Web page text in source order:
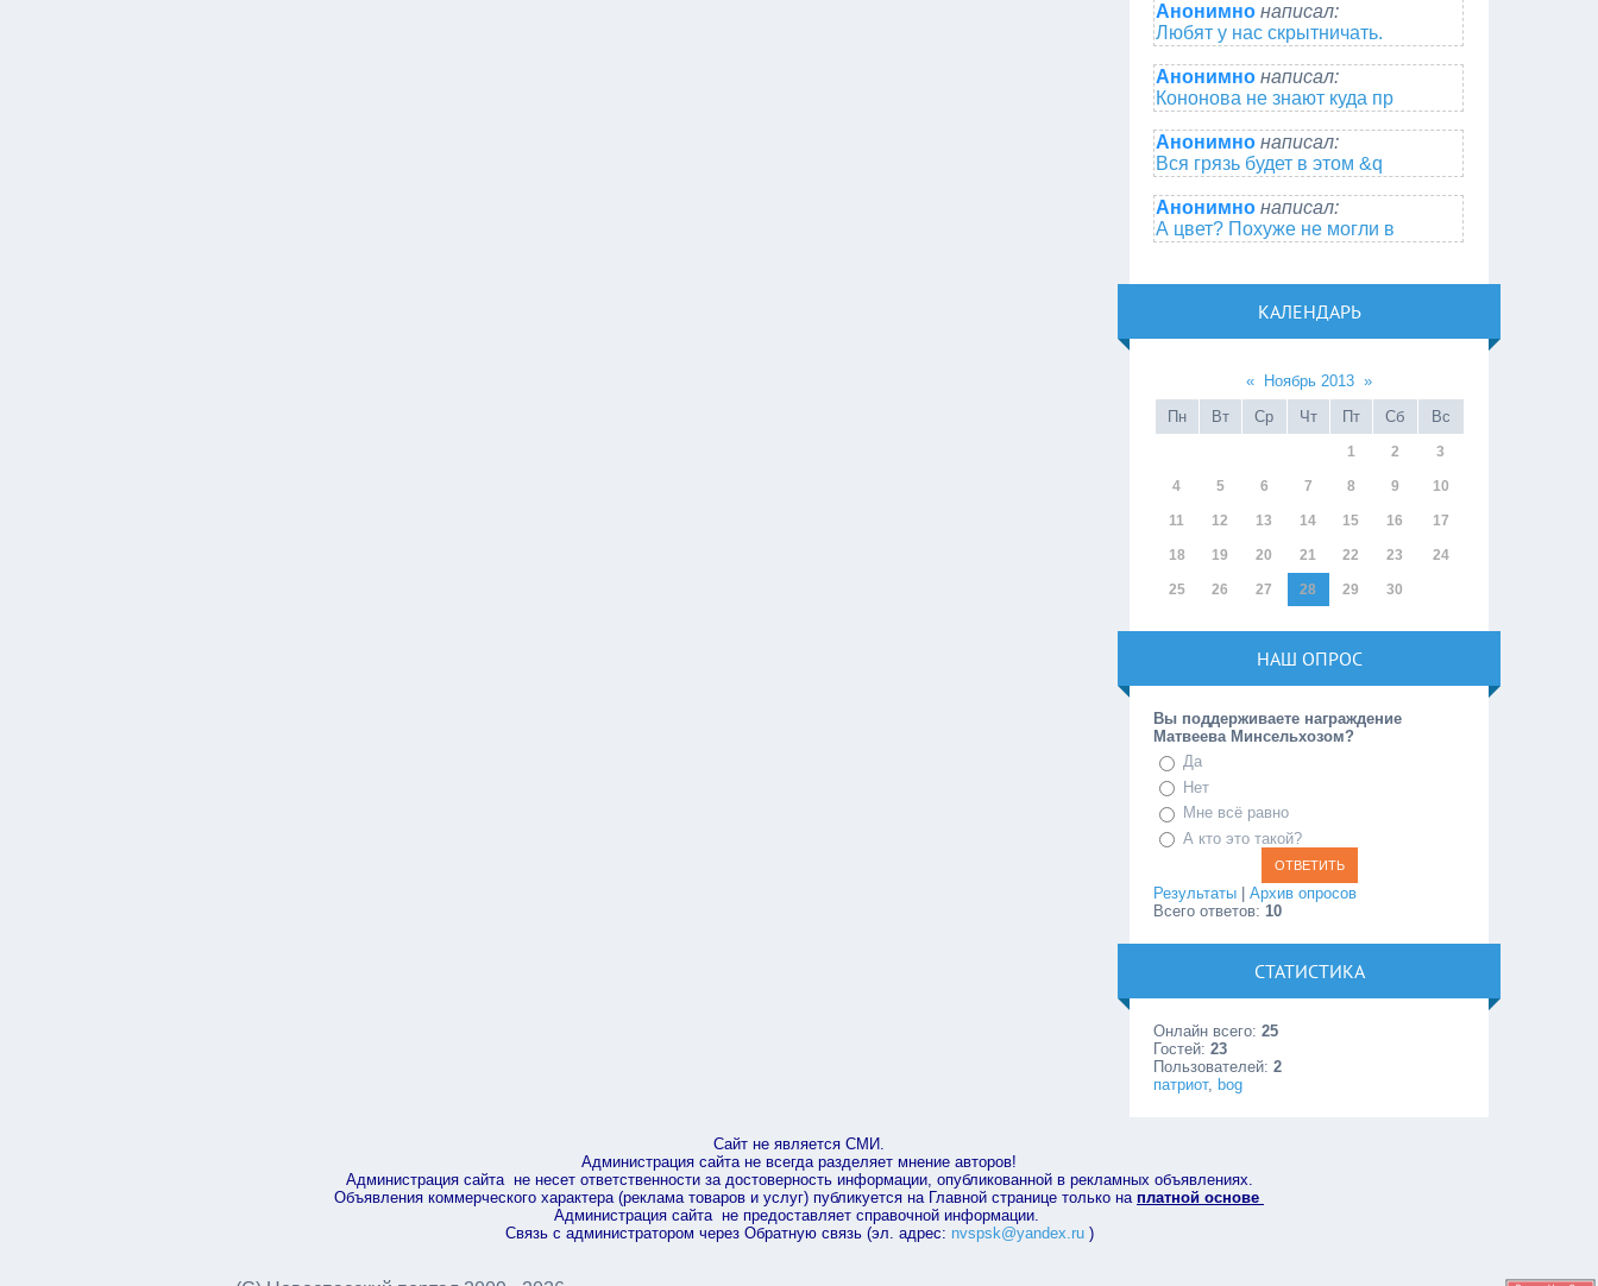
Анонимно написал:
Любят у нас скрытничать.
Анонимно написал:
Кононова не знают куда пр
Анонимно написал:
Вся грязь будет в этом &q
Анонимно написал:
А цвет? Похуже не могли в
КАЛЕНДАРЬ
« Ноябрь 2013 »
Пн
Вт Ср Чт Пт Сб Вс
1 2 3
4 5 6 7 8 9 10
11 12 13 14 15 16 17
18 19 20 21 22 23 24
25 26 27 28 29 30
НАШ ОПРОС
Вы поддерживаете награждение
Матвеева Минсельхозом?
Да
Нет
Мне всё равно
А кто это такой?
Результаты |Архив опросов
Всего ответов:10
СТАТИСТИКА
Онлайн всего:25
Гостей:23
Пользователей:2
патриот, bog
Сайт не является СМИ.
Администрация сайта не всегда разделяет мнение авторов!
Администрация сайта не несет ответственности за достоверность информации, опубликованной в рекламных объявлениях.
Объявления коммерческого характера (реклама товаров и услуг) публикуется на Главной странице только на платной основе
Администрация сайта не предоставляет справочной информации.
Связь с администратором через Обратную связь (эл. адрес: nvspsk@yandex.ru)